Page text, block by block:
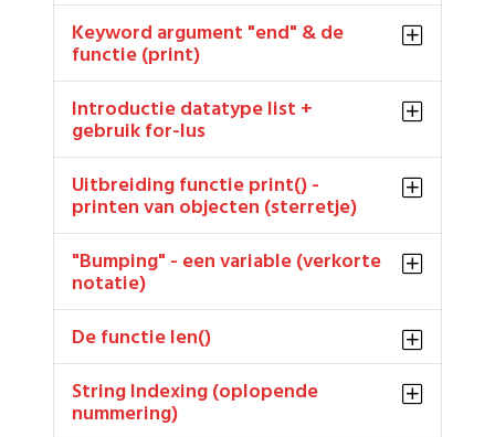
Keyword argument "end" & de
functie (print)
Introductie datatype list +
gebruik for-lus
Uitbreiding functie print() -
printen van objecten (sterretje)
"Bumping" - een variable (verkorte
notatie)
De functie len()
String Indexing (oplopende
nummering)